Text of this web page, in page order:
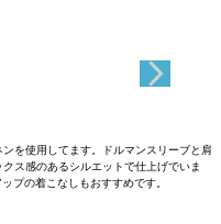
を使用してます。ドルマンスリーブと肩
ス感のあるシルエットで仕上げでいま
プの着こなしもおすすめです。